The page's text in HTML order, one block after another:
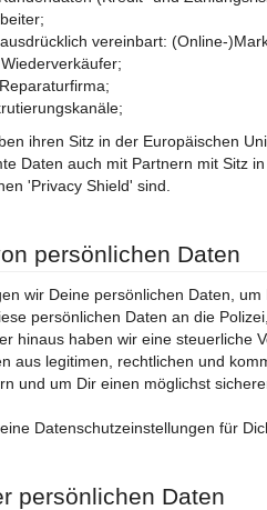
vereinbart: (Online-
ihren Sitz in der Europäischen
Daten auch mit Partnern mit Sitz
'Privacy Shield' sind.
persönlichen Daten
wir Deine persönlichen Daten,
persönlichen Daten an die
hinaus haben wir eine steuerliche
aus legitimen, rechtlichen und
und um Dir einen möglichst
Datenschutzeinstellungen für
persönlichen Daten